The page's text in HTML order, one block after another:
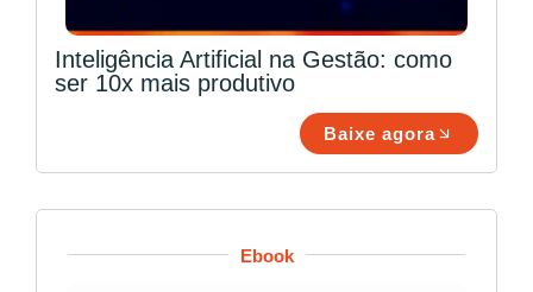
Inteligência Artificial na Gestão: como
ser 10x mais produtivo
Baixe agora
Ebook